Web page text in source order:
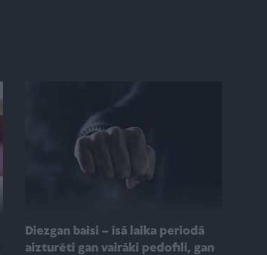
Diezgan baisi – īsā laika periodā
aizturēti gan vairāki pedofili, gan